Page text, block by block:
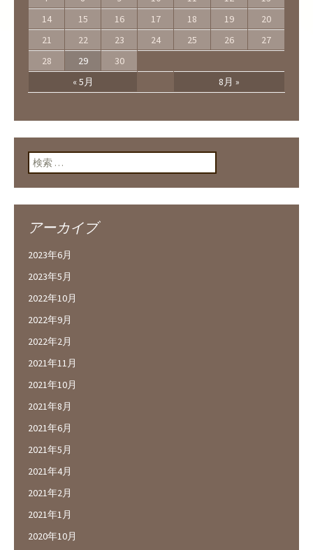
« 5月 8月 »
14
15 16 17 18 19
20
21
22 23 24 25 26
27
28
29 30
検索:
アーカイブ
2023年6月
2023年5月
2022年10月
2022年9月
2022年2月
2021年11月
2021年10月
2021年8月
2021年6月
2021年5月
2021年4月
2021年2月
2021年1月
2020年10月